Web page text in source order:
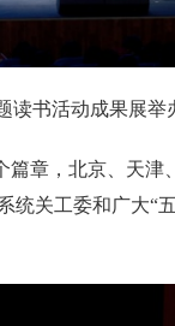
读书活动成果展举
篇章，北京、天
关工委和广大“